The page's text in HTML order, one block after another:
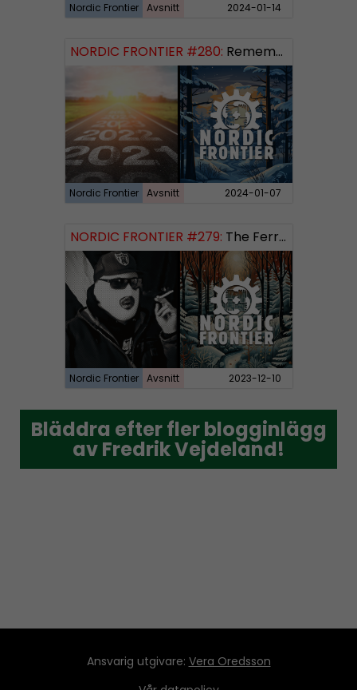
Nordic Frontier Avsnitt 2024-01-14
NORDIC FRONTIER #280: Remembering 2023 and looking forward
Nordic Frontier Avsnitt 2024-01-07
NORDIC FRONTIER #279: The Ferryman’s Toll
Nordic Frontier Avsnitt 2023-12-10
Bläddra efter fler blogginlägg
av Fredrik Vejdeland!
Bläddra efter fler blogginlägg
av Fredrik Vejdeland!
Ansvarig utgivare: Vera Oredsson